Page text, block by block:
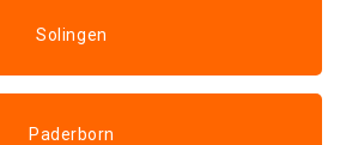
Solingen
Paderborn